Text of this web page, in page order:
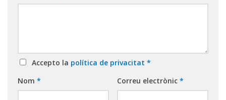
Accepto la política de privacitat *
Nom * Correu electrònic *